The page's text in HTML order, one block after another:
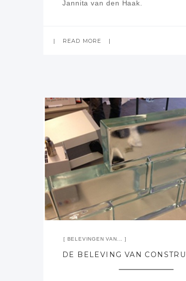
Jannita van den Haak.
READ MORE
BELEVINGEN VAN...